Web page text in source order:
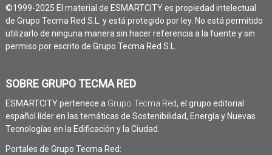
©1999-2025 El material de ESMARTCITY es propiedad intelectual
de Grupo Tecma Red S.L. y está protegido por ley. No está permitido
utilizarlo de ninguna manera sin hacer referencia a la fuente y sin
permiso por escrito de Grupo Tecma Red S.L.
SOBRE GRUPO TECMA RED
ESMARTCITY pertenece a Grupo Tecma Red, el grupo editorial
español líder en las temáticas de Sostenibilidad, Energía y Nuevas
Tecnologías en la Edificación y la Ciudad.
Portales de Grupo Tecma Red: